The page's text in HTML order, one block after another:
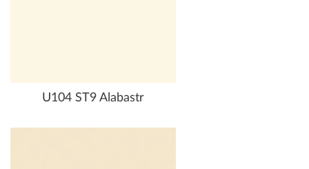
U104 ST9 Alabastr